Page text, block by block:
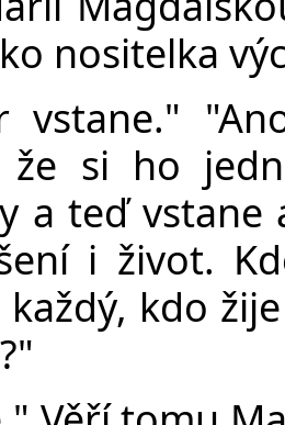
nositelka
vstane."
že si ho
a teď vstane
i život.
kdo